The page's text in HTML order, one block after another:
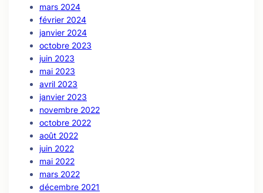
mars 2024
février 2024
janvier 2024
octobre 2023
juin 2023
mai 2023
avril 2023
janvier 2023
novembre 2022
octobre 2022
août 2022
juin 2022
mai 2022
mars 2022
décembre 2021